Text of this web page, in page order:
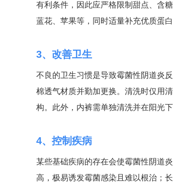
有利条件，因此应严格限制甜点、含
蓝花、苹果等，同时适量补充优质蛋
3、改善卫生
不良的卫生习惯是导致霉菌性阴道炎
棉透气材质并勤加更换。清洗时仅用
构。此外，内裤需单独清洗并在阳光
4、控制疾病
某些基础疾病的存在会使霉菌性阴道
高，极易诱发霉菌感染且难以根治；